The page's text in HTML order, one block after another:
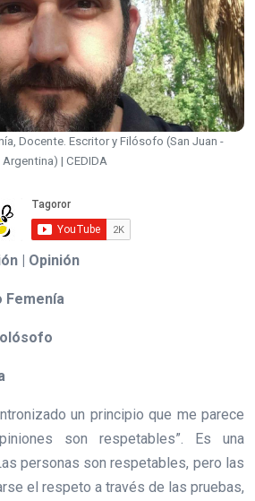
Docente. Escritor y Filósofo (San Juan -
Argentina) | CEDIDA
| Opinión
Femenía
un principio que me parece
son respetables”. Es una
personas son respetables, pero las
el respeto a través de las pruebas,